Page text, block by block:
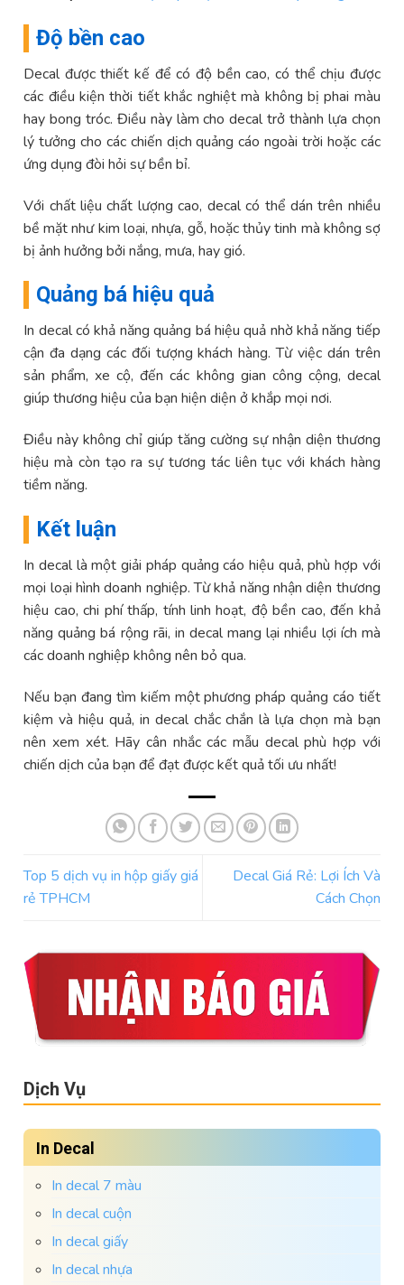
Độ bền cao
Decal được thiết kế để có độ bền cao, có thể chịu được
các điều kiện thời tiết khắc nghiệt mà không bị phai màu
hay bong tróc. Điều này làm cho decal trở thành lựa chọn
lý tưởng cho các chiến dịch quảng cáo ngoài trời hoặc các
ứng dụng đòi hỏi sự bền bỉ.
Với chất liệu chất lượng cao, decal có thể dán trên nhiều
bề mặt như kim loại, nhựa, gỗ, hoặc thủy tinh mà không sợ
bị ảnh hưởng bởi nắng, mưa, hay gió.
Quảng bá hiệu quả
In decal có khả năng quảng bá hiệu quả nhờ khả năng tiếp
cận đa dạng các đối tượng khách hàng. Từ việc dán trên
sản phẩm, xe cộ, đến các không gian công cộng, decal
giúp thương hiệu của bạn hiện diện ở khắp mọi nơi.
Điều này không chỉ giúp tăng cường sự nhận diện thương
hiệu mà còn tạo ra sự tương tác liên tục với khách hàng
tiềm năng.
Kết luận
In decal là một giải pháp quảng cáo hiệu quả, phù hợp với
mọi loại hình doanh nghiệp. Từ khả năng nhận diện thương
hiệu cao, chi phí thấp, tính linh hoạt, độ bền cao, đến khả
năng quảng bá rộng rãi, in decal mang lại nhiều lợi ích mà
các doanh nghiệp không nên bỏ qua.
Nếu bạn đang tìm kiếm một phương pháp quảng cáo tiết
kiệm và hiệu quả, in decal chắc chắn là lựa chọn mà bạn
nên xem xét. Hãy cân nhắc các mẫu decal phù hợp với
chiến dịch của bạn để đạt được kết quả tối ưu nhất!
Top 5 dịch vụ in hộp giấy giá
rẻ TPHCM
Decal Giá Rẻ: Lợi Ích Và
Cách Chọn
Dịch Vụ
In Decal
In decal 7 màu
In decal cuộn
In decal giấy
In decal nhựa